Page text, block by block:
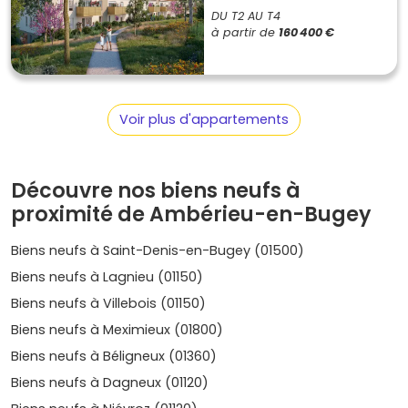
Limite Saint-Denis-en-Bugey et Bettant
(communes voisines) : alternative intéressante pour
élargir la recherche à proximité immédiate
d'Ambérieu, souvent avec des opérations à taille
Prix moyendans le neuf :2 900 à 3 800 €/m²
des programmes sont disponibles.
potentiel locatif quand l'offre sort.
Prix moyen dans le neuf :3 200 à 4 100 €/m²
programmes surVivre dans le neuf pour comparer les
quartiers, les plans et les prestations.
Prix, tendances et évolution récente du
marché
Les prix restent hétérogènes selon l'emplacement, le
standing et la disponibilité du foncier.
DU T2 AU T4
à partir de 160 400 €
Voir plus d'appartements
Découvre nos biens neufs à
proximité de Ambérieu-en-Bugey
Biens neufs à Saint-Denis-en-Bugey (01500)
Biens neufs à Lagnieu (01150)
Biens neufs à Villebois (01150)
Biens neufs à Meximieux (01800)
Biens neufs à Béligneux (01360)
Biens neufs à Dagneux (01120)